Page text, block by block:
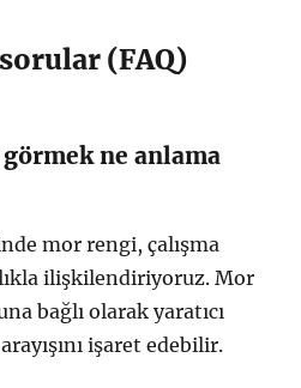
(FAQ)
ne anlama
mor rengi, çalışma
ilişkilendiriyoruz. Mor
bağlı olarak yaratıcı
işaret edebilir.